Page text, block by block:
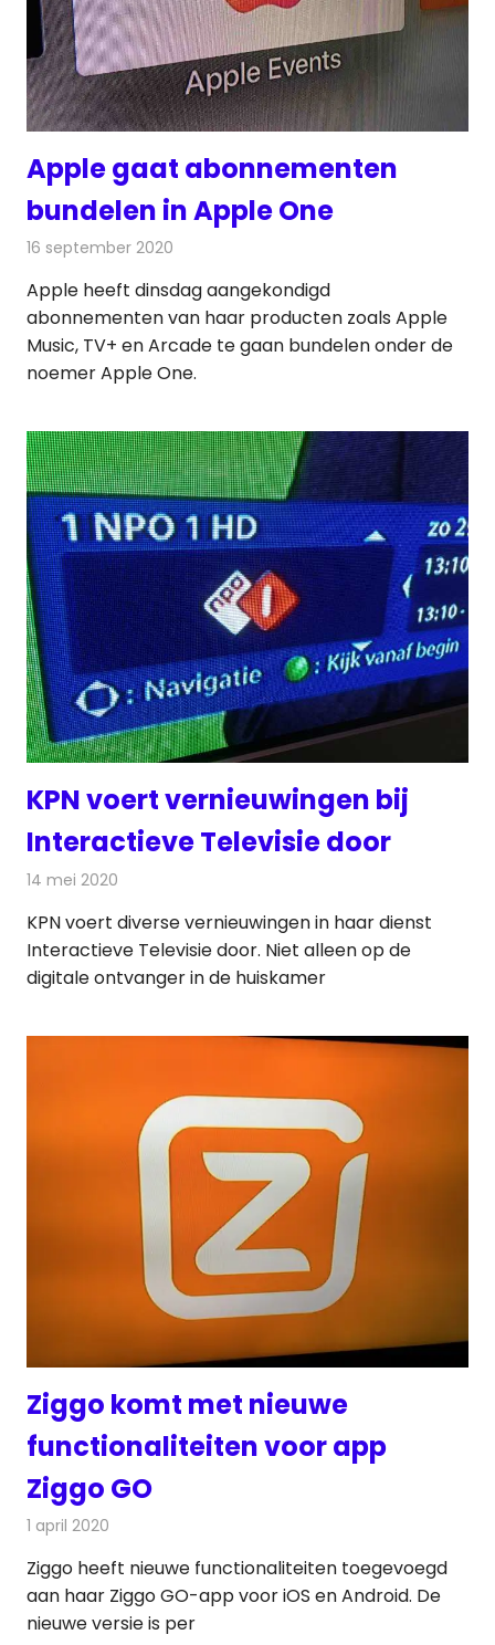
Apple gaat abonnementen
bundelen in Apple One
16 september 2020
Apple heeft dinsdag aangekondigd
abonnementen van haar producten zoals Apple
Music, TV+ en Arcade te gaan bundelen onder de
noemer Apple One.
KPN voert vernieuwingen bij
Interactieve Televisie door
14 mei 2020
KPN voert diverse vernieuwingen in haar dienst
Interactieve Televisie door. Niet alleen op de
digitale ontvanger in de huiskamer
Ziggo komt met nieuwe
functionaliteiten voor app
Ziggo GO
1 april 2020
Ziggo heeft nieuwe functionaliteiten toegevoegd
aan haar Ziggo GO-app voor iOS en Android. De
nieuwe versie is per